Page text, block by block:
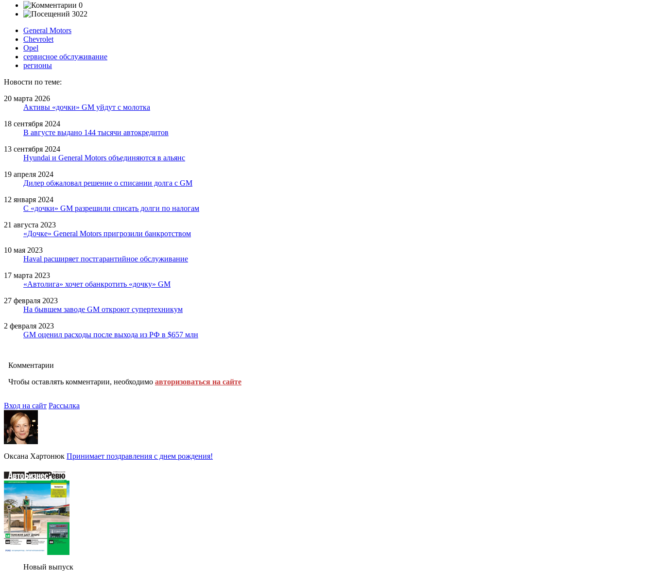
0
3022
General Motors
Chevrolet
Opel
сервисное обслуживание
регионы
Новости по теме:
20 марта 2026
Активы «дочки» GM уйдут с молотка
18 сентября 2024
В августе выдано 144 тысячи автокредитов
13 сентября 2024
Hyundai и General Motors объединяются в альянс
19 апреля 2024
Дилер обжаловал решение о списании долга с GM
12 января 2024
С «дочки» GM разрешили списать долги по налогам
21 августа 2023
«Дочке» General Motors пригрозили банкротством
10 мая 2023
Haval расширяет постгарантийное обслуживание
17 марта 2023
«Автолига» хочет обанкротить «дочку» GM
27 февраля 2023
На бывшем заводе GM откроют супертехникум
2 февраля 2023
GM оценил расходы после выхода из РФ в $657 млн
Комментарии
Чтобы оставлять комментарии, необходимо авторизоваться на сайте
Вход на сайт Рассылка
Оксана Хартонюк Принимает поздравления с днем рождения!
Новый выпуск